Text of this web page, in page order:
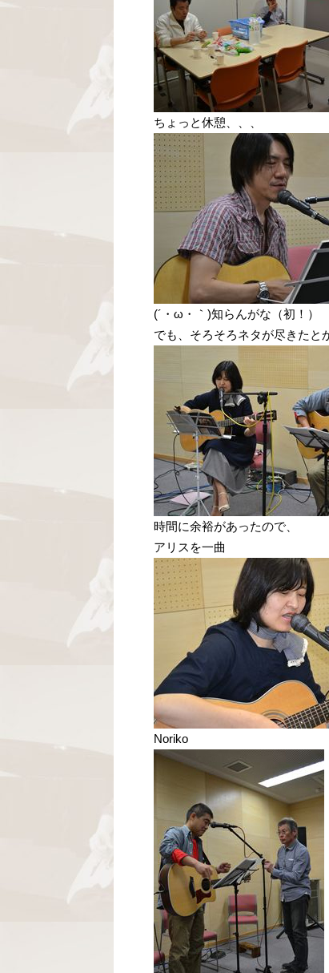
ちょっと休憩、、、
(´・ω・｀)知らんがな（初！
でも、そろそろネタが尽きたと
時間に余裕があったので、
アリスを一曲
Noriko